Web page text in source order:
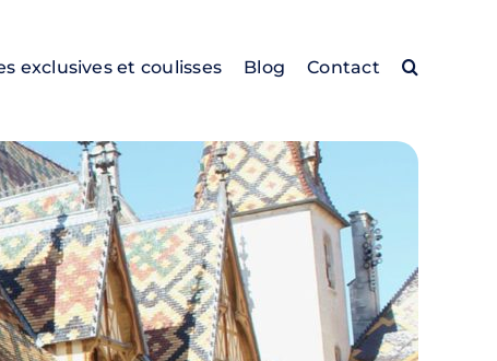
exclusives et coulisses Blog Contact